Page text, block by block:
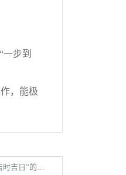
步到
，能极
现代选择法